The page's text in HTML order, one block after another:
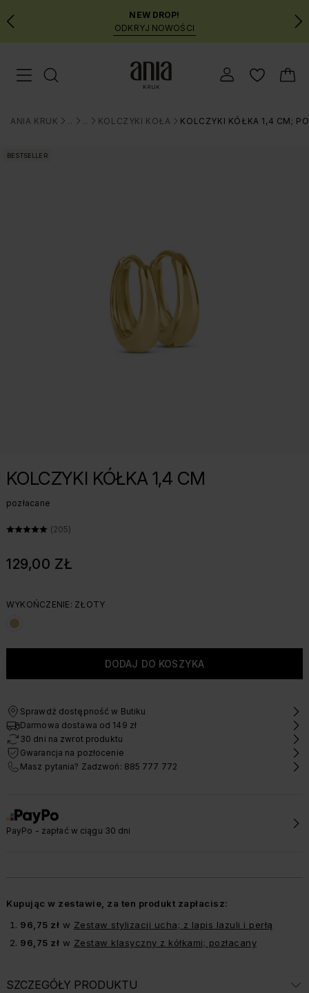
Przejdź
do
MENU
NEW DROP!
ODKRYJ NOWOŚCI
Menu mobilne
ANIA KRUK
>
BIŻUTERIA
>
KOLCZYKI
>
KOLCZYKI KOŁA
>
KOLCZYKI KÓŁKA 1,4 CM;
BESTSELLER
KOLCZYKI KÓŁKA 1,4 CM
pozłacane
ŚREDNIA OCENA: 5 Z 5, LICZBA OPINII: 205
(205)
129,00 ZŁ
WYKOŃCZENIE: ZŁOTY
Sprawdź dostępność w Butiku
Darmowa dostawa od 149 zł
30 dni na zwrot produktu
Gwarancja na pozłocenie
Masz pytania? Zadzwoń: 885 777 772
PayPo - zapłać w ciągu 30 dni
Kupując w zestawie, za ten produkt zapłacisz:
96,75 zł w Zestaw stylizacji ucha; z lapis lazuli i perłą
96,75 zł w Zestaw klasyczny z kółkami; pozłacany
SZCZEGÓŁY PRODUKTU